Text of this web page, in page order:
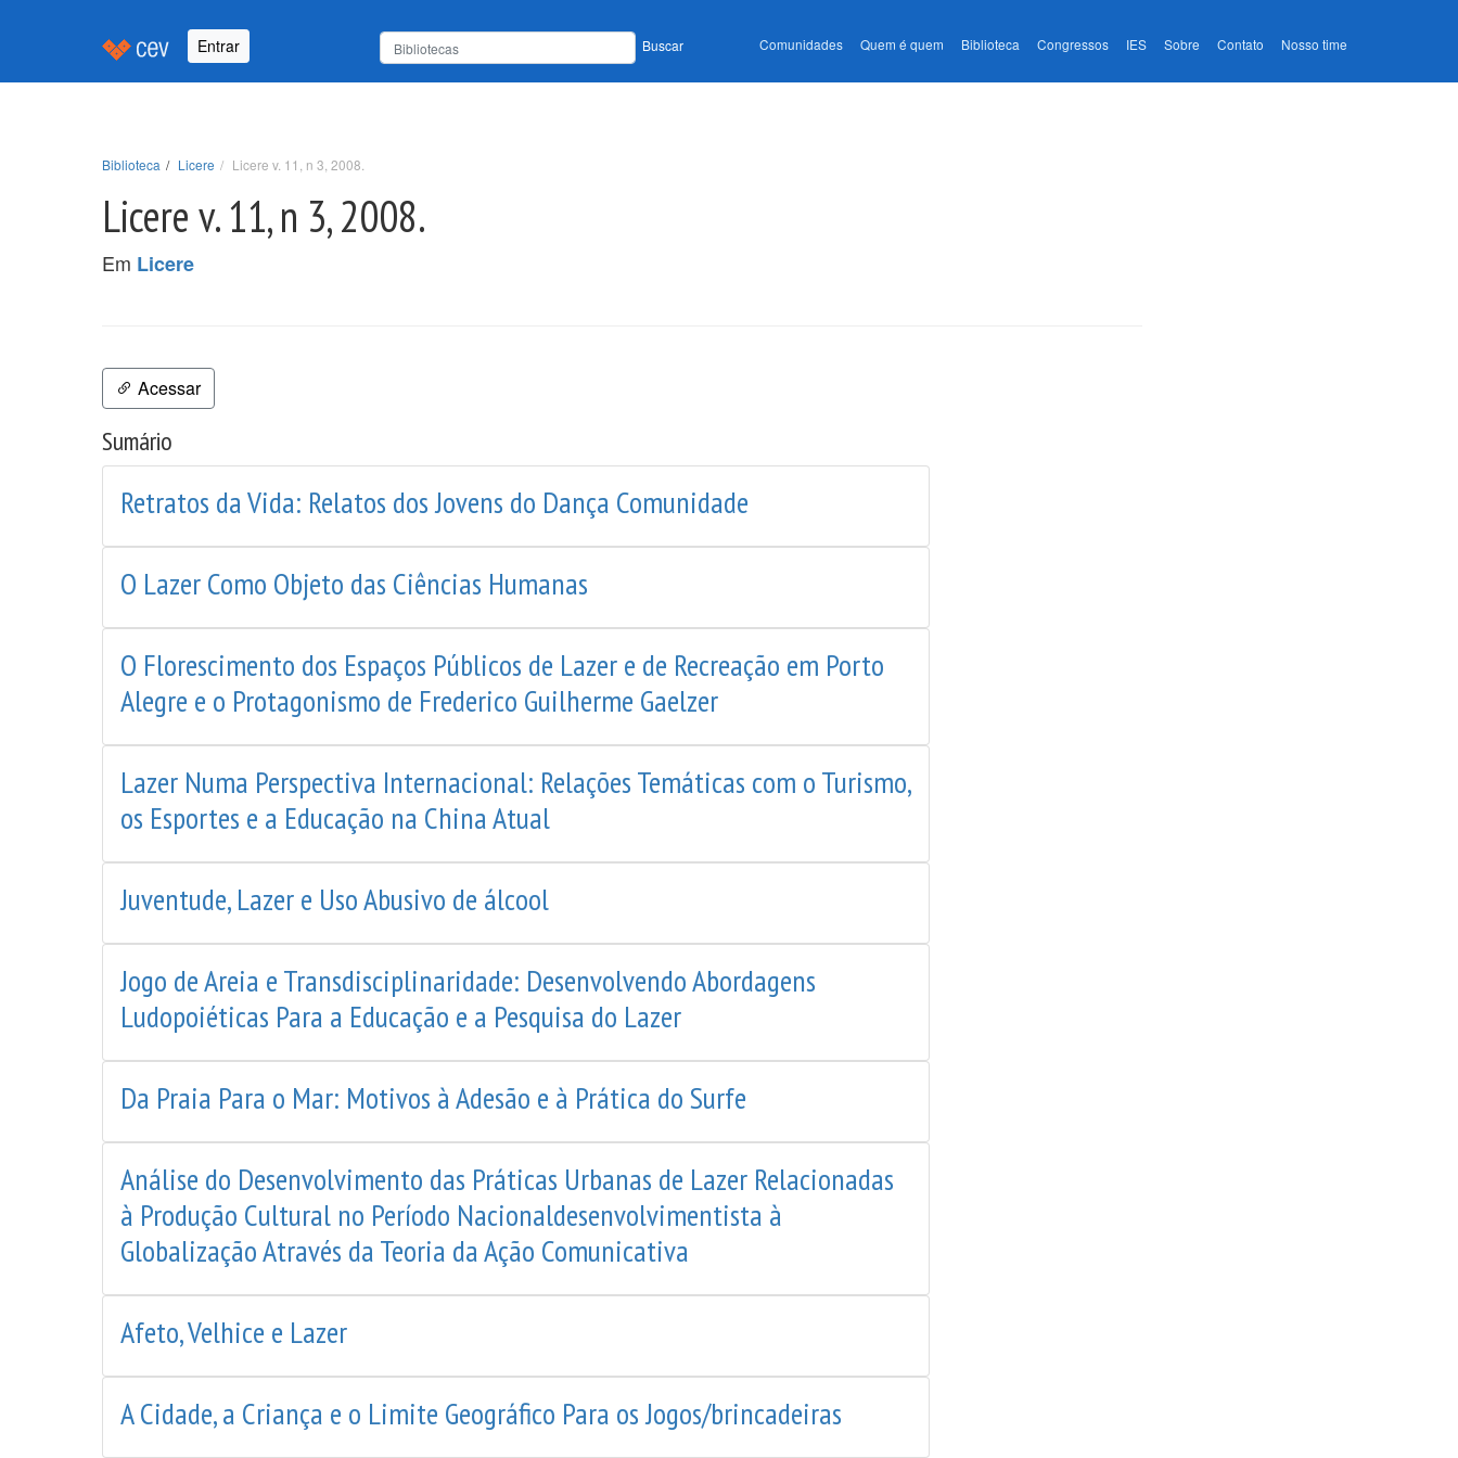
Entrar Buscar Comunidades Quem é quem Biblioteca Congressos IES Sobre Contato Nosso time
Biblioteca Licere Licere v. 11, n 3, 2008.
Licere v. 11, n 3, 2008.
Em Licere
Acessar
Sumário
Retratos da Vida: Relatos dos Jovens do Dança Comunidade
O Lazer Como Objeto das Ciências Humanas
O Florescimento dos Espaços Públicos de Lazer e de Recreação em Porto
Alegre e o Protagonismo de Frederico Guilherme Gaelzer
Lazer Numa Perspectiva Internacional: Relações Temáticas com o Turismo,
os Esportes e a Educação na China Atual
Juventude, Lazer e Uso Abusivo de álcool
Jogo de Areia e Transdisciplinaridade: Desenvolvendo Abordagens
Ludopoiéticas Para a Educação e a Pesquisa do Lazer
Da Praia Para o Mar: Motivos à Adesão e à Prática do Surfe
Análise do Desenvolvimento das Práticas Urbanas de Lazer Relacionadas
à Produção Cultural no Período Nacionaldesenvolvimentista à
Globalização Através da Teoria da Ação Comunicativa
Afeto, Velhice e Lazer
A Cidade, a Criança e o Limite Geográfico Para os Jogos/brincadeiras